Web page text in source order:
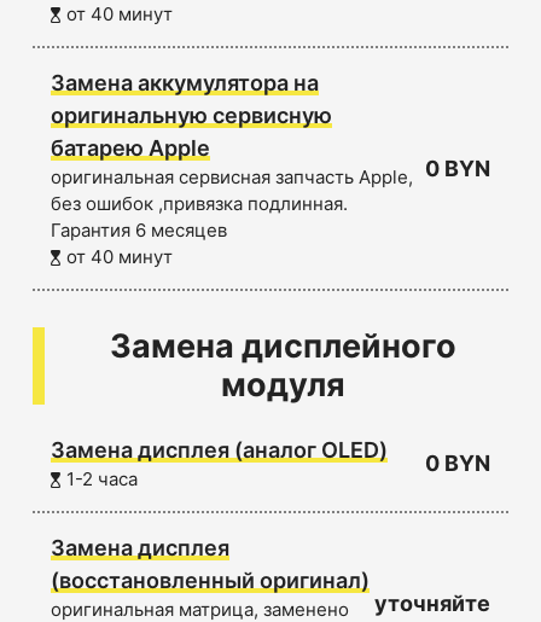
от 40 минут
Замена аккумулятора на
оригинальную сервисную
батарею Apple
оригинальная сервисная запчасть Apple,
без ошибок ,привязка подлинная.
Гарантия 6 месяцев
от 40 минут
0 BYN
Замена дисплейного
модуля
Замена дисплея (аналог OLED)
1-2 часа
0 BYN
Замена дисплея
(восстановленный оригинал)
оригинальная матрица, заменено
уточняйте